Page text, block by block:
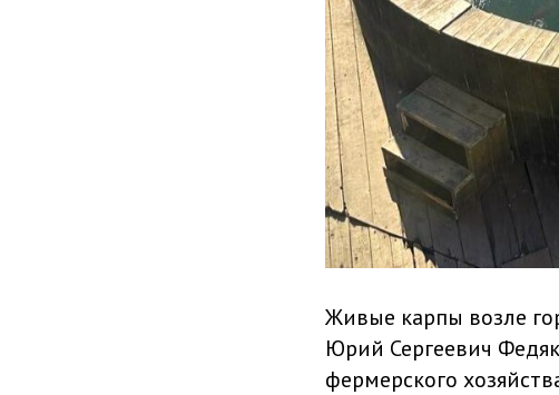
Живые карпы возле
Юрий Сергеевич
фермерского